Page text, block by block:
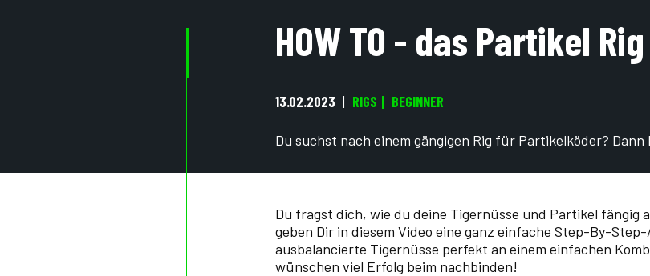
HOW TO - das Partikel Rig
13.02.2023 RIGS BEGINNER
Du suchst nach einem gängigen Rig für Partikelköder?
Du fragst dich, wie du deine Tigernüsse und Partikel fängig
geben Dir in diesem Video eine ganz einfache Step-By-
ausbalancierte Tigernüsse perfekt an einem einfachen
wünschen viel Erfolg beim nachbinden!